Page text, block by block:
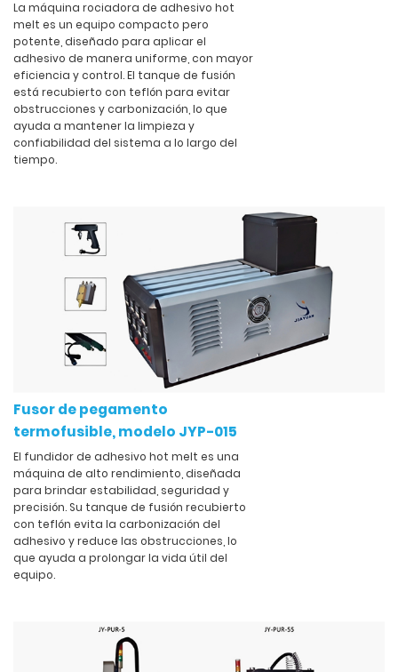
La máquina rociadora de adhesivo hot
melt es un equipo compacto pero
potente, diseñado para aplicar el
adhesivo de manera uniforme, con mayor
eficiencia y control. El tanque de fusión
está recubierto con teflón para evitar
obstrucciones y carbonización, lo que
ayuda a mantener la limpieza y
confiabilidad del sistema a lo largo del
tiempo.
Fusor de pegamento
termofusible, modelo JYP-015
El fundidor de adhesivo hot melt es una
máquina de alto rendimiento, diseñada
para brindar estabilidad, seguridad y
precisión. Su tanque de fusión recubierto
con teflón evita la carbonización del
adhesivo y reduce las obstrucciones, lo
que ayuda a prolongar la vida útil del
equipo.